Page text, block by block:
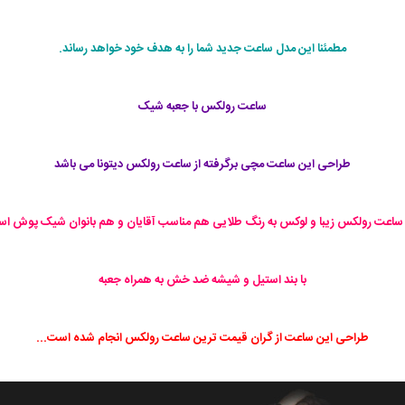
مطمئنا این مدل ساعت جدید شما را به هدف خود خواهد رساند.
ساعت رولکس با جعبه شیک
طراحی این ساعت مچی برگرفته از ساعت رولکس دیتونا می باشد
ساعت رولکس زیبا و لوکس به رنگ طلایی هم مناسب آقایان و هم بانوان شیک پوش
با بند استیل و شیشه ضد خش به همراه جعبه
طراحی این ساعت از گران قیمت ترین ساعت رولکس انجام شده است...